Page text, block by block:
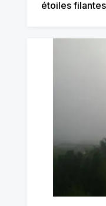
étoiles filantes